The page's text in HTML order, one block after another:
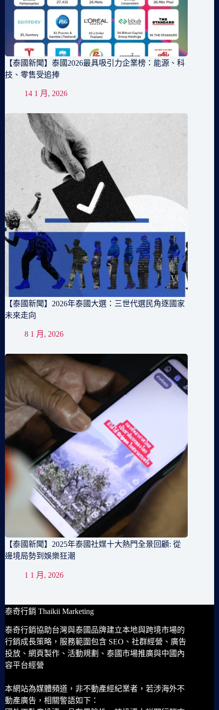
【泰國新聞】泰國2026最具吸引力企業榜：能源、科
技、零售受追捧
14 1 月, 2026
【泰國新聞】2026年泰國大選：三世代選民角逐國家
未來走向
8 1 月, 2026
【泰國新聞】2025年泰國社媒十大熱門全景回顧: 從
邊境局勢到娛樂狂潮
1 1 月, 2026
泰奇行銷 Thaikii Marketing
泰奇行銷協助台灣與泰國品牌建立本地與跨境市場的
行銷成長策略，服務範圍包含 SEO、社群經營、廣告
投放、網頁製作、活動規劃、泰國市場推廣與中國內
容平台經營
本網站為媒體頻道，非不動產經紀業者，若涉海外不
動產廣告，相關警語如下：